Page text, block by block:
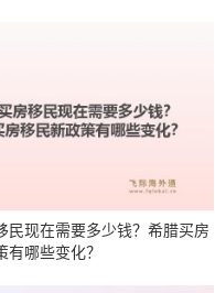
民现在需要多少钱？希腊买房
有哪些变化？